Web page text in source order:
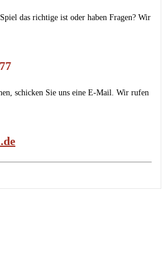
das richtige ist oder haben Fragen? Wir
schicken Sie uns eine E-Mail. Wir rufen